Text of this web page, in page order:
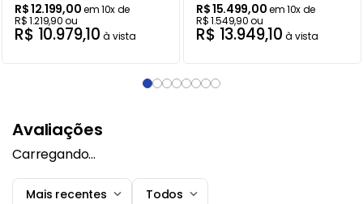
R$12.199,00em10x de
R$1.219,90ou
R$ 10.979,10 à vista
R$15.499,00em10x de
R$1.549,90ou
R$ 13.949,10 à vista
Avaliações
Carregando…
Mais recentes Todos